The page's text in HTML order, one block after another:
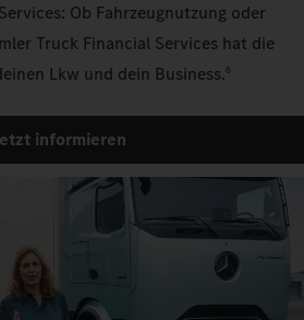
Ob Fahrzeugnutzung oder
Truck Financial Services hat die
Lkw und dein Business.6
informieren